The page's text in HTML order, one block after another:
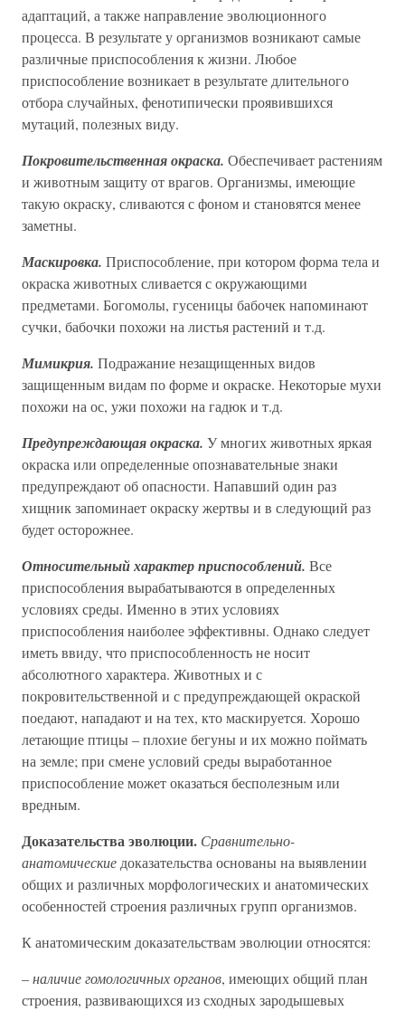
адаптаций, а также направление эволюционного
процесса. В результате у организмов возникают самые
различные приспособления к жизни. Любое
приспособление возникает в результате длительного
отбора случайных, фенотипически проявившихся
мутаций, полезных виду.
Покровительственная окраска. Обеспечивает растениям
и животным защиту от врагов. Организмы, имеющие
такую окраску, сливаются с фоном и становятся менее
заметны.
Маскировка. Приспособление, при котором форма тела и
окраска животных сливается с окружающими
предметами. Богомолы, гусеницы бабочек напоминают
сучки, бабочки похожи на листья растений и т.д.
Мимикрия. Подражание незащищенных видов
защищенным видам по форме и окраске. Некоторые мухи
похожи на ос, ужи похожи на гадюк и т.д.
Предупреждающая окраска. У многих животных яркая
окраска или определенные опознавательные знаки
предупреждают об опасности. Напавший один раз
хищник запоминает окраску жертвы и в следующий раз
будет осторожнее.
Относительный характер приспособлений. Все
приспособления вырабатываются в определенных
условиях среды. Именно в этих условиях
приспособления наиболее эффективны. Однако следует
иметь ввиду, что приспособленность не носит
абсолютного характера. Животных и с
покровительственной и с предупреждающей окраской
поедают, нападают и на тех, кто маскируется. Хорошо
летающие птицы – плохие бегуны и их можно поймать
на земле; при смене условий среды выработанное
приспособление может оказаться бесполезным или
вредным.
Доказательства эволюции. Сравнительно-
анатомические доказательства основаны на выявлении
общих и различных морфологических и анатомических
особенностей строения различных групп организмов.
К анатомическим доказательствам эволюции относятся:
–наличие гомологичных органов, имеющих общий план
строения, развивающихся из сходных зародышевых